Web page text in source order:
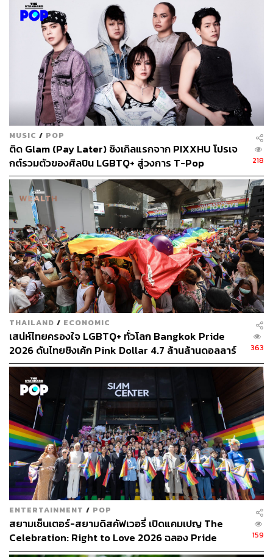
MUSIC / POP
ติด Glam (Pay Later) ซิงเกิลแรกจาก PIXXHU โปรเจ
กต์รวมตัวของศิลปิน LGBTQ+ สู่วงการ T-Pop
218
THAILAND / ECONOMIC
เสน่ห์ไทยครองใจ LGBTQ+ ทั่วโลก Bangkok Pride
2026 ดันไทยชิงเค้ก Pink Dollar 4.7 ล้านล้านดอลลาร์
363
ENTERTAINMENT / POP
สยามเซ็นเตอร์-สยามดิสคัฟเวอรี่ เปิดแคมเปญ The
Celebration: Right to Love 2026 ฉลอง Pride
Month ใจกลางสยาม [PR News]
159